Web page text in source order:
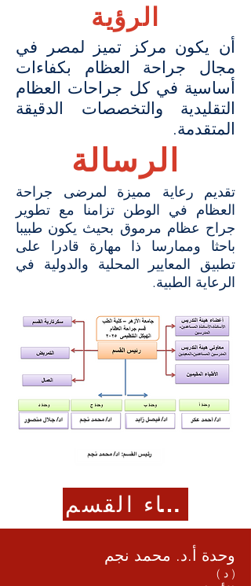
الرؤية
أن يكون مركز تميز لمصر في
مجال جراحة العظام بكفاءات
أساسية في كل جراحات العظام
التقليدية والتخصصات الدقيقة
المتقدمة.
الرسالة
تقديم رعاية مميزة لمرضى جراحة
العظام في الوطن تزامنا مع تطوير
جراح عظام مرموق بحيث يكون طبيبا
باحثا وممارسا ذا مهارة قادرا على
تطبيق المعايير المحلية والدولية في
الرعاية الطبية.
أعضاء القسم
وحدة أ.د. محمد نجم
( د )